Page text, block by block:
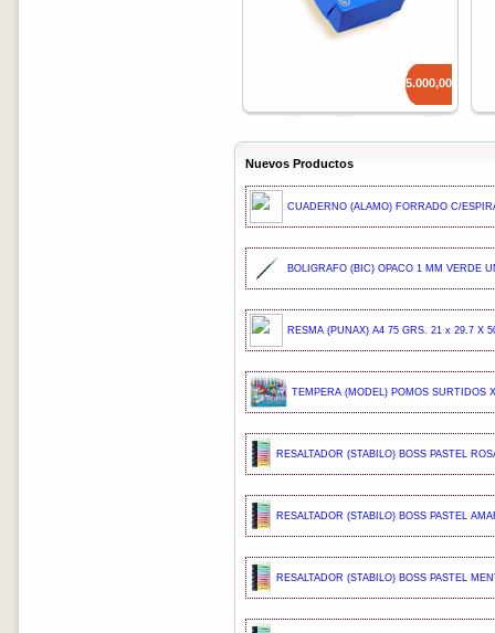
5.000,00
Nuevos Productos
CUADERNO (ALAMO) FORRADO C/
BOLIGRAFO (BIC) OPACO 1 MM VERDE
RESMA (PUNAX) A4 75 GRS. 21 x 29.7 X
TEMPERA (MODEL) POMOS SURTIDOS
RESALTADOR (STABILO) BOSS PASTEL
RESALTADOR (STABILO) BOSS PASTEL
RESALTADOR (STABILO) BOSS PASTEL